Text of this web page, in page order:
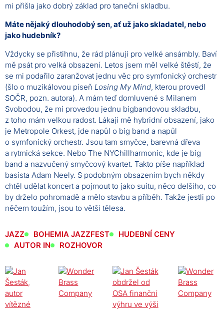
mi přišla jako dobrý základ pro taneční skladbu.
Máte nějaký dlouhodobý sen, ať už jako skladatel, nebo
jako hudebník?
Vždycky se přistihnu, že rád plánuji pro velké ansámbly. Baví
mě psát pro velká obsazení. Letos jsem měl velké štěstí, že
se mi podařilo zaranžovat jednu věc pro symfonický orchestr
(šlo o muzikálovou píseň Losing My Mind , kterou provedl
SOČR, pozn. autora). A mám teď domluvené s Milanem
Svobodou, že mi provedou jednu bigbandovou skladbu,
z toho mám velkou radost. Lákají mě hybridní obsazení, jako
je Metropole Orkest, jde napůl o big band a napůl
o symfonický orchestr. Jsou tam smyčce, barevná dřeva
a rytmická sekce. Nebo The NYChillharmonic, kde je big
band a nazvučený smyčcový kvartet. Takto píše například
basista Adam Neely. S podobným obsazením bych někdy
chtěl udělat koncert a pojmout to jako suitu, něco delšího, co
by drželo pohromadě a mělo stavbu a příběh. Takže jestli po
něčem toužím, jsou to větší tělesa.
JAZZ BOHEMIA JAZZFEST
HUDEBNÍ CENY
AUTOR IN
ROZHOVOR